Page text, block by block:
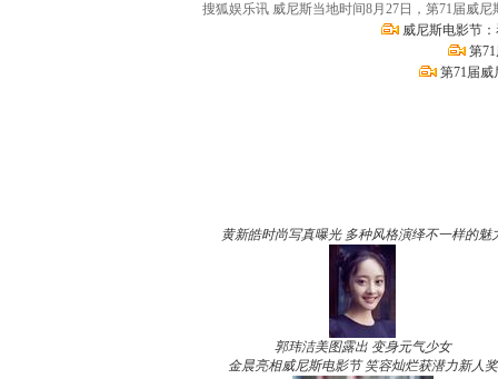
搜狐娱乐讯 威尼斯当地时间8月27日，第71届威
威尼斯电影节
第
第71届威
黄新皓时尚写真曝光 多种风格演绎不一样的魅
郭玮洁美图露出 变身元气少女
金晨亮相威尼斯电影节 笑容灿烂获潜力新人奖